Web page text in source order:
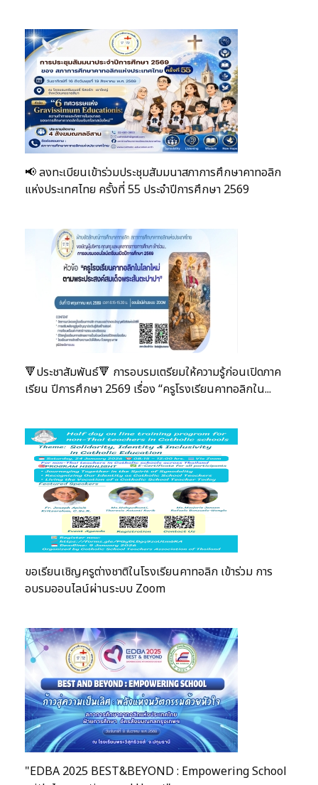
📢 ลงทะเบียนเข้าร่วมประชุมสัมมนาสภาการศึกษาคาทอลิก
แห่งประเทศไทย ครั้งที่ 55 ประจำปีการศึกษา 2569
🔻ประชาสัมพันธ์🔻 การอบรมเตรียมให้ความรู้ก่อนเปิดภาค
เรียน ปีการศึกษา 2569 เรื่อง “ครูโรงเรียนคาทอลิกใน...
ขอเรียนเชิญครูต่างชาติในโรงเรียนคาทอลิก เข้าร่วม การ
อบรมออนไลน์ผ่านระบบ Zoom
"EDBA 2025 BEST&BEYOND : Empowering School